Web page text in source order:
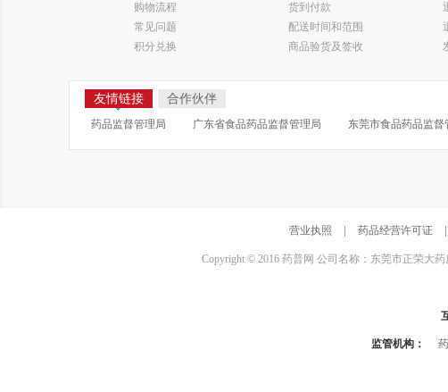
购物流程
常见问题
积分兑换
货到付款
配送时间和范围
商品验货及签收
友情链接 合作伙伴
药品监督管理局 广东省食品药品监督管理局 东莞市食品药品监督
营业执照 药品经营许可证
Copyright © 2016 药普网 公司名称：东莞市正荣大
监管机构：